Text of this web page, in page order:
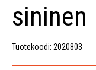
sininen
Tuotekoodi: 2020803